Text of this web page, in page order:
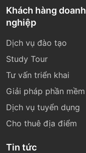
Khách hàng doanh
nghiệp
Dịch vụ đào tạo
Study Tour
Tư vấn triển khai
Giải pháp phần mềm
Dịch vụ tuyển dụng
Cho thuê địa điểm
Tin tức